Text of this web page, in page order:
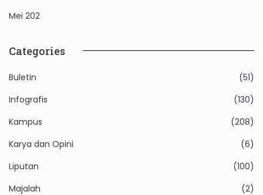
Mei 202
Categories
Buletin
(51)
Infografis
(130)
Kampus
(208)
Karya dan Opini
(6)
Liputan
(100)
Majalah
(2)